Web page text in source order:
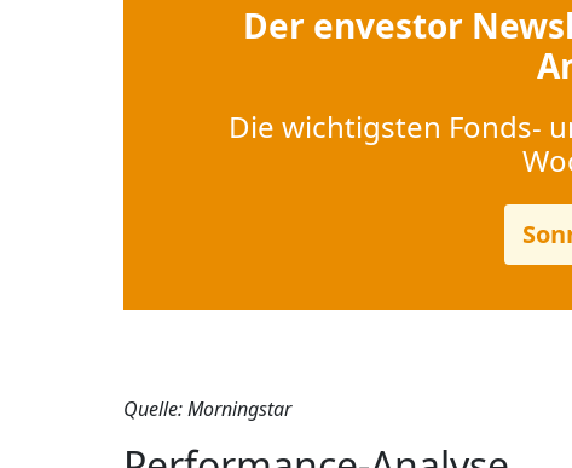
Der envestor
Die wichtigsten Fonds-
Quelle: Morningstar